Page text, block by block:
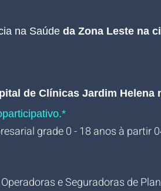
na Saúde da Zona Leste na
de Clínicas Jardim Helena
grade 0 - 18 anos à partir
e Seguradoras de